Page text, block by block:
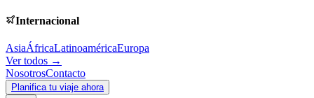
Internacional
AsiaÁfricaLatinoaméricaEuropa
Ver todos →
NosotrosContacto
Planifica tu viaje ahora